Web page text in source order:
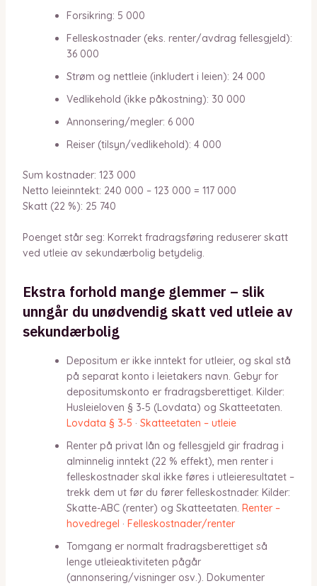
Forsikring: 5 000
Felleskostnader (eks. renter/avdrag fellesgjeld):
36 000
Strøm og nettleie (inkludert i leien): 24 000
Vedlikehold (ikke påkostning): 30 000
Annonsering/megler: 6 000
Reiser (tilsyn/vedlikehold): 4 000
Sum kostnader: 123 000
Netto leieinntekt: 240 000 – 123 000 = 117 000
Skatt (22 %): 25 740
Poenget står seg: Korrekt fradragsføring reduserer skatt
ved utleie av sekundærbolig betydelig.
Ekstra forhold mange glemmer – slik
unngår du unødvendig skatt ved utleie av
sekundærbolig
Depositum er ikke inntekt for utleier, og skal stå
på separat konto i leietakers navn. Gebyr for
depositumskonto er fradragsberettiget. Kilder:
Husleieloven § 3‑5 (Lovdata) og Skatteetaten.
Lovdata § 3‑5 · Skatteetaten – utleie
Renter på privat lån og fellesgjeld gir fradrag i
alminnelig inntekt (22 % effekt), men renter i
felleskostnader skal ikke føres i utleieresultatet –
trekk dem ut før du fører felleskostnader. Kilder:
Skatte-ABC (renter) og Skatteetaten. Renter –
hovedregel · Felleskostnader/renter
Tomgang er normalt fradragsberettiget så
lenge utleieaktiviteten pågår
(annonsering/visninger osv.). Dokumenter